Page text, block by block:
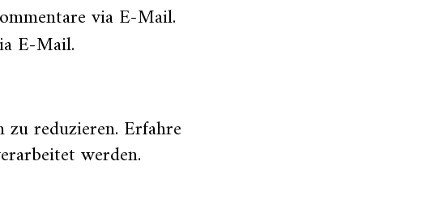
via E-Mail.
E-Mail.
zu reduzieren. Erfahre
werden.